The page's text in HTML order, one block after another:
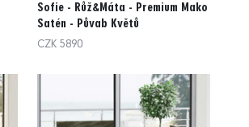
Sofie - Růž&Máta - Premium Mako
Satén - Půvab Květů
CZK 5890